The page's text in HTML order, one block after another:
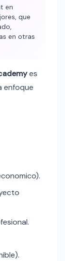
en
que
en otras
es
enfoque